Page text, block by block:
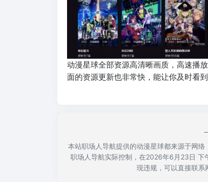
动漫星球全部资源高清晰画质，高速播
面的资源更新也非常快，能让你及时看到
本站职场人导航提供的动漫星球都来源于网
职场人导航实际控制，在2026年6月23日 下
现违规，可以直接联系